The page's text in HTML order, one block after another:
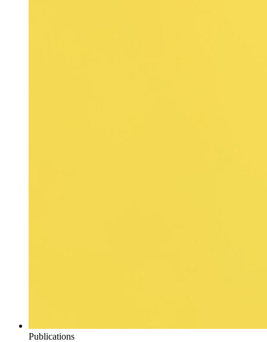
Publications